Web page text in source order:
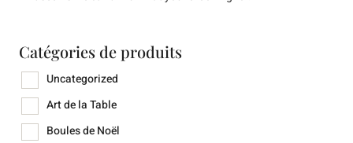
Catégories de produits
Uncategorized
Art de la Table
Boules de Noël